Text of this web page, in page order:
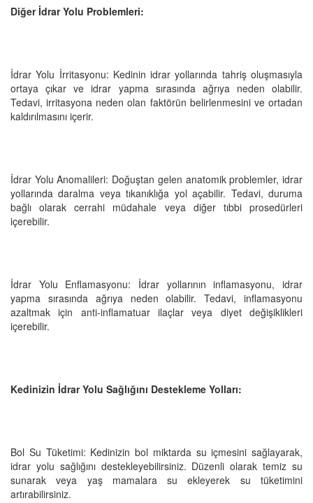
Diğer İdrar Yolu Problemleri:
İdrar Yolu İrritasyonu: Kedinin idrar yollarında tahriş oluşmasıyla
ortaya çıkar ve idrar yapma sırasında ağrıya neden olabilir.
Tedavi, irritasyona neden olan faktörün belirlenmesini ve ortadan
kaldırılmasını içerir.
İdrar Yolu Anomalileri: Doğuştan gelen anatomik problemler, idrar
yollarında daralma veya tıkanıklığa yol açabilir. Tedavi, duruma
bağlı olarak cerrahi müdahale veya diğer tıbbi prosedürleri
içerebilir.
İdrar Yolu Enflamasyonu: İdrar yollarının inflamasyonu, idrar
yapma sırasında ağrıya neden olabilir. Tedavi, inflamasyonu
azaltmak için anti-inflamatuar ilaçlar veya diyet değişiklikleri
içerebilir.
Kedinizin İdrar Yolu Sağlığını Destekleme Yolları:
Bol Su Tüketimi: Kedinizin bol miktarda su içmesini sağlayarak,
idrar yolu sağlığını destekleyebilirsiniz. Düzenli olarak temiz su
sunarak veya yaş mamalara su ekleyerek su tüketimini
artırabilirsiniz.